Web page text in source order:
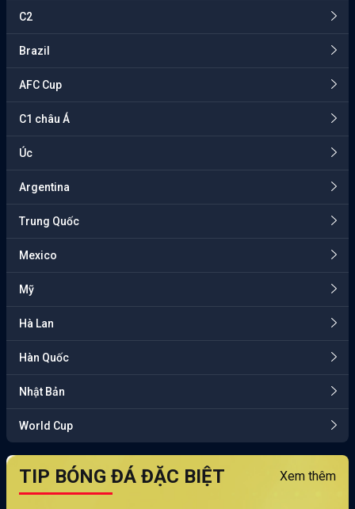
C2
Brazil
AFC Cup
C1 châu Á
Úc
Argentina
Trung Quốc
Mexico
Mỹ
Hà Lan
Hàn Quốc
Nhật Bản
World Cup
TIP BÓNG ĐÁ ĐẶC BIỆT Xem thêm